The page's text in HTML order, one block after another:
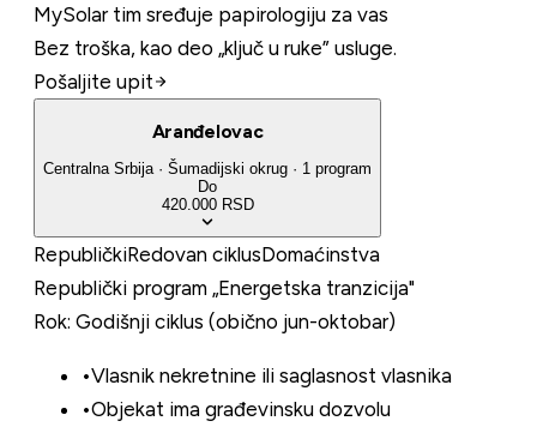
MySolar tim sređuje papirologiju za vas
Bez troška, kao deo „ključ u ruke” usluge.
Pošaljite upit
Aranđelovac
Centralna Srbija· Šumadijski okrug · 1 program
Do
420.000 RSD
RepubličkiRedovan ciklusDomaćinstva
Republički program „Energetska tranzicija"
Rok: Godišnji ciklus (obično jun-oktobar)
•Vlasnik nekretnine ili saglasnost vlasnika
•Objekat ima građevinsku dozvolu